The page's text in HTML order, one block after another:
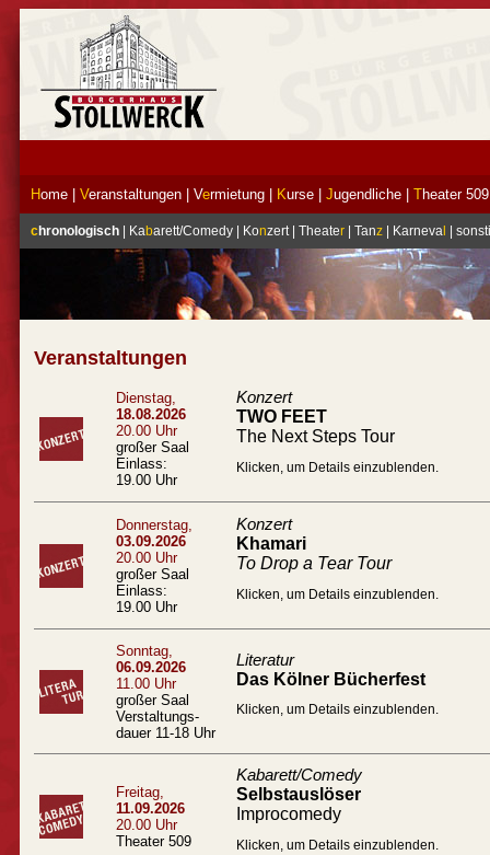
Home Veranstaltungen Vermietung Kurse Jugendliche Theater 509
chronologisch Kabarett/Comedy Konzert Theater Tanz Karneva sonsti
Veranstaltungen
Dienstag,
18.08.2026
20.00 Uhr
großer Saal
Einlass:
19.00 Uhr
Konzert
TWO FEET
The Next Steps Tour
Klicken, um Details einzublenden.
Donnerstag,
03.09.2026
20.00 Uhr
großer Saal
Einlass:
19.00 Uhr
Konzert
Khamari
To Drop a Tear Tour
Klicken, um Details einzublenden.
Sonntag,
06.09.2026
11.00 Uhr
großer Saal
Verstaltungs-
dauer 11-18 Uhr
Literatur
Das Kölner Bücherfest
Klicken, um Details einzublenden.
Freitag,
11.09.2026
20.00 Uhr
Theater 509
Kabarett/Comedy
Selbstauslöser
Improcomedy
Klicken, um Details einzublenden.